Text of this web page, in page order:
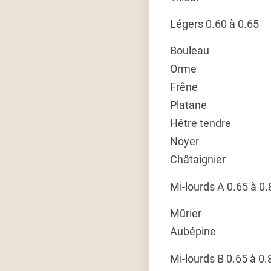
Légers 0.60 à 0.65
Bouleau
Orme
Frêne
Platane
Hêtre tendre
Noyer
Châtaignier
Mi-lourds A 0.65 à
Mûrier
Aubépine
Mi-lourds B 0.65 à